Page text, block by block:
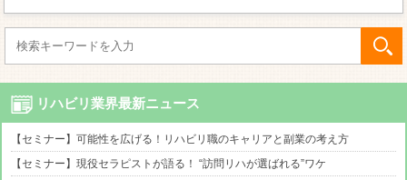
リハビリ業界最新ニュース
【セミナー】可能性を広げる！リハビリ職のキャリアと副業の考え方
【セミナー】現役セラピストが語る！ “訪問リハが選ばれる”ワケ